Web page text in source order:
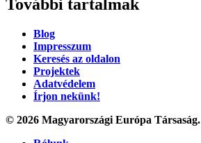
További tartalmak
Blog
Impresszum
Keresés az oldalon
Projektek
Adatvédelem
Írjon nekünk!
© 2026 Magyarországi Európa Társaság.